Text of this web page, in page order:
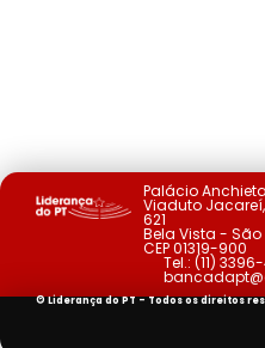
Palácio Anchieta
Viaduto
621
Bela Vista - São
CEP 01319-900
Tel.: (11)
© Liderança do PT - Todos os direitos